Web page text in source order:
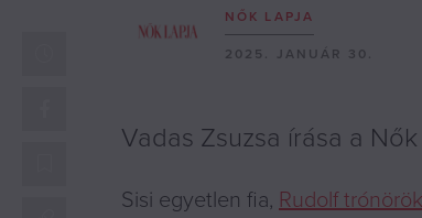
NŐK LAPJA
2025. JANUÁR 30.
Vadas Zsuzsa írása a
Sisi egyetlen fia, Rudolf